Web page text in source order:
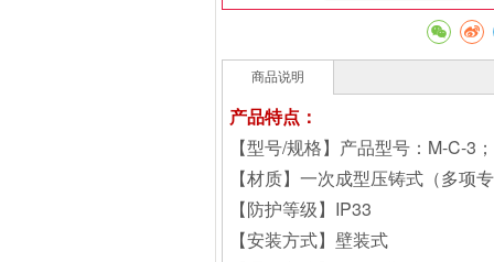
商品说明
产品特点：
【型号/规格】产品型号：M-C-3
【材质】一次成型压铸式（多项
【防护等级】IP33
【安装方式】壁装式